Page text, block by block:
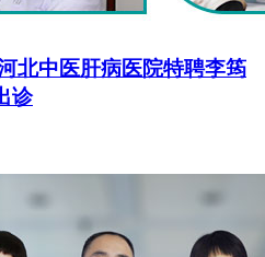
北中医肝病医院特聘李筠
诊